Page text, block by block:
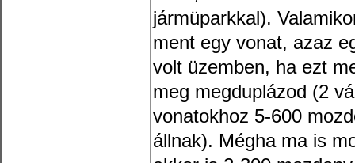
jármüparkkal).
ment egy vonat, azaz
volt üzemben, ha ezt
meg megduplázod (2
vonatokhoz 5-600
állnak). Mégha ma is